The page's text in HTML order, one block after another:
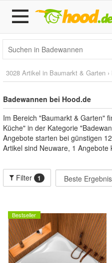
3028 Artikel in Baumarkt & Garten ›
Badewannen bei Hood.de
Im Bereich "Baumarkt & Garten"
Küche" in der Kategorie
Angebote starten bei günstigen
Artikel sind Neuware, 1
Filter 1
Bestseller